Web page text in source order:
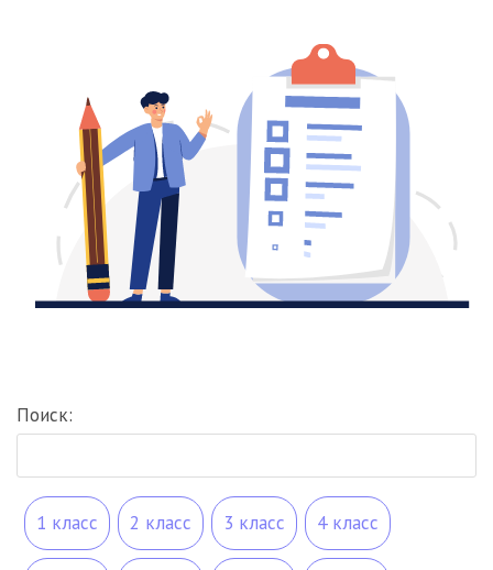
Поиск:
1 класс 2 класс 3 класс 4 класс